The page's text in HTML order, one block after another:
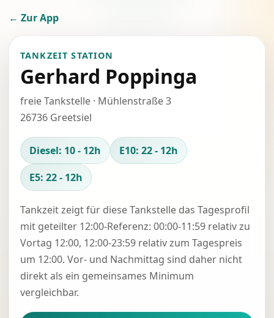
← Zur App
TANKZEIT STATION
Gerhard Poppinga
freie Tankstelle · Mühlenstraße 3
26736 Greetsiel
Diesel: 10 - 12h
E10: 22 - 12h
E5: 22 - 12h
Tankzeit zeigt für diese Tankstelle das Tagesprofil
mit geteilter 12:00-Referenz: 00:00-11:59 relativ zu
Vortag 12:00, 12:00-23:59 relativ zum Tagespreis
um 12:00. Vor- und Nachmittag sind daher nicht
direkt als ein gemeinsames Minimum
vergleichbar.